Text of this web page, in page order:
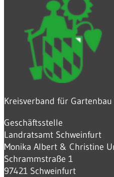
Kreisverband für
Geschäftsstelle
Landratsamt Schweinfurt
Monika Albert & Christine
Schrammstraße 1
97421 Schweinfurt